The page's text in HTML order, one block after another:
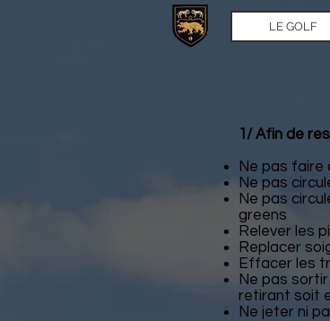
LE GOLF
1/ Afin de
Ne pas faire
Ne pas
Ne pas
greens
Relever les
Replacer
Effacer les
Ne pas
retirant soit
Ne jeter ni